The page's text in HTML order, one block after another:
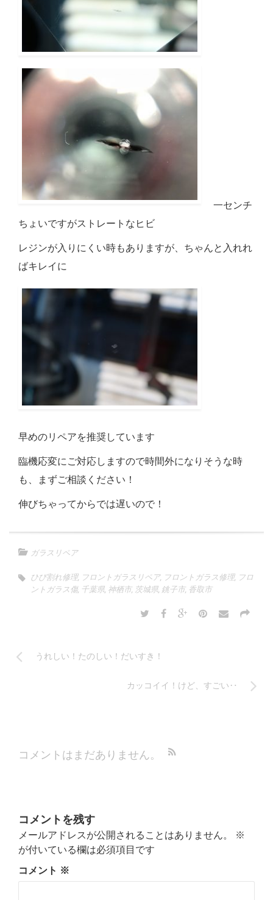
一センチ
ちょいですがストレートなヒビ
レジンが入りにくい時もありますが、ちゃんと入れれ
ばキレイに
早めのリペアを推奨しています
臨機応変にご対応しますので時間外になりそうな時
も、まずご相談ください！
伸びちゃってからでは遅いので！
ガラスリペア
ひび割れ修理, フロントガラスリペア, フロントガラス修理, フロ
ントガラス傷, 千葉県, 神栖市, 茨城県, 銚子市, 香取市
うれしい！たのしい！だいすき！
カッコイイ！けど、すごい‥
コメントはまだありません。
コメントを残す
メールアドレスが公開されることはありません。
※
が付いている欄は必須項目です
コメント ※